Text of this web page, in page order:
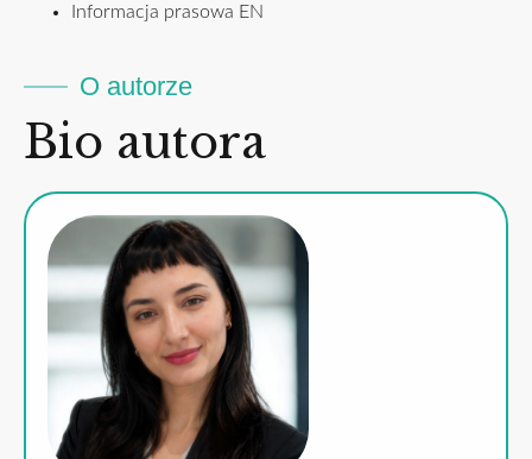
Informacja prasowa EN
O autorze
Bio autora